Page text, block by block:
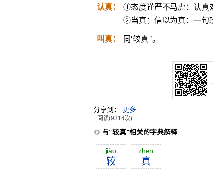
认真：
①态度谨严不马虎：认真
②当真；信以为真：一句
叫真： 同‘较真 ’。
分享到： 更多
阅读(9314次)
与“较真”相关的字典解释
jiào
较
zhēn
真